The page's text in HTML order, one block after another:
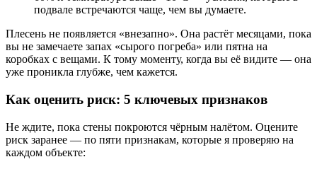
подвале встречаются чаще, чем вы думаете.
Плесень не появляется «внезапно». Она растёт месяцами, пока
вы не замечаете запах «сырого погреба» или пятна на
коробках с вещами. К тому моменту, когда вы её видите — она
уже проникла глубже, чем кажется.
Как оценить риск: 5 ключевых признаков
Не ждите, пока стены покроются чёрным налётом. Оцените
риск заранее — по пяти признакам, которые я проверяю на
каждом объекте: